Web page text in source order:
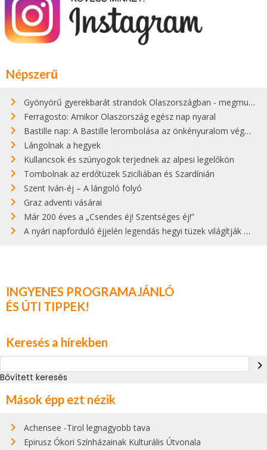
Népszerű
Gyönyörű gyerekbarát strandok Olaszországban - megmutatjuk a 15 legjobbat
Ferragosto: Amikor Olaszország egész nap nyaral
Bastille nap: A Bastille lerombolása az önkényuralom végét jelentette
Lángolnak a hegyek
Kullancsok és szúnyogok terjednek az alpesi legelőkön
Tombolnak az erdőtüzek Szicíliában és Szardínián
Szent Iván-éj – A lángoló folyó
Graz adventi vásárai
Már 200 éves a „Csendes éj! Szentséges éj!”
A nyári napforduló éjjelén legendás hegyi tüzek világítják meg Zugspitzét
INGYENES PROGRAMAJÁNLÓ
ÉS ÚTI TIPPEK!
Keresés a hírekben
navigate_next
Bővített keresés
Mások épp ezt nézik
Achensee -Tirol legnagyobb tava
Epirusz Ókori Színházainak Kulturális Útvonala